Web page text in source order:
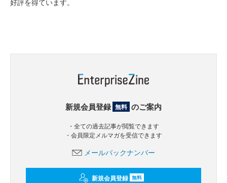
新規会員登録 無料 のご案内
・全ての過去記事が閲覧できます
・会員限定メルマガを受信できます
メールバックナンバー
新規会員登録 無料